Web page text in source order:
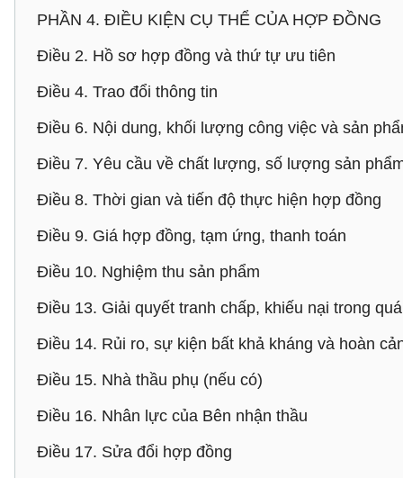
PHẦN 4. ĐIỀU KIỆN CỤ THỂ CỦA HỢP ĐỒNG
Điều 2. Hồ sơ hợp đồng và thứ tự ưu tiên
Điều 4. Trao đổi thông tin
Điều 6. Nội dung, khối lượng công việc và sản
Điều 7. Yêu cầu về chất lượng, số lượng sản
Điều 8. Thời gian và tiến độ thực hiện hợp đồng
Điều 9. Giá hợp đồng, tạm ứng, thanh toán
Điều 10. Nghiệm thu sản phẩm
Điều 13. Giải quyết tranh chấp, khiếu nại trong
Điều 14. Rủi ro, sự kiện bất khả kháng và hoàn
Điều 15. Nhà thầu phụ (nếu có)
Điều 16. Nhân lực của Bên nhận thầu
Điều 17. Sửa đổi hợp đồng